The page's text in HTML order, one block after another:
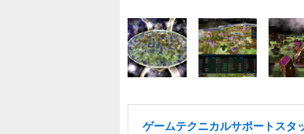
ゲームテクニカルサポートスタ